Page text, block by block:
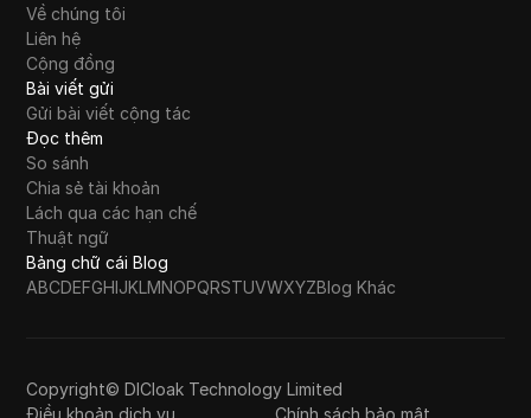
Về chúng tôi
Liên hệ
Cộng đồng
Bài viết gửi
Gửi bài viết cộng tác
Đọc thêm
So sánh
Chia sẻ tài khoản
Lách qua các hạn chế
Thuật ngữ
Bảng chữ cái Blog
ABCDEFGHIJKLMNOPQRSTUVWXYZBlog Khác
Copyright© DICloak Technology Limited
Điều khoản dịch vụ
Chính sách bảo mật